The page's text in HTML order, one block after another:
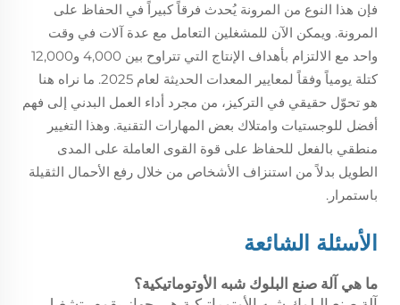
فإن هذا النوع من المرونة يُحدث فرقاً كبيراً في الحفاظ على
المرونة. ويمكن الآن للمشغلين التعامل مع عدة آلات في وقت
واحد مع الالتزام بأهداف الإنتاج التي تتراوح بين 4,000 و12,000
كتلة يومياً وفقاً لمعايير المعدات الحديثة لعام 2025. ما نراه هنا
هو تحوّل حقيقي في التركيز، من مجرد أداء العمل البدني إلى فهم
أفضل للوجستيات وامتلاك بعض المهارات التقنية. وهذا التغيير
منطقي بالفعل للحفاظ على قوة القوى العاملة على المدى
الطويل بدلاً من استنزاف الأشخاص من خلال رفع الأحمال الثقيلة
باستمرار.
الأسئلة الشائعة
ما هي آلة صنع البلوك شبه الأوتوماتيكية؟